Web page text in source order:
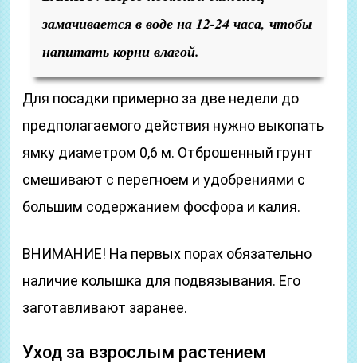
замачивается в воде на 12-24 часа, чтобы
напитать корни влагой.
Для посадки примерно за две недели до
предполагаемого действия нужно выкопать
ямку диаметром 0,6 м. Отброшенный грунт
смешивают с перегноем и удобрениями с
большим содержанием фосфора и калия.
ВНИМАНИЕ! На первых порах обязательно
наличие колышка для подвязывания. Его
заготавливают заранее.
Уход за взрослым растением